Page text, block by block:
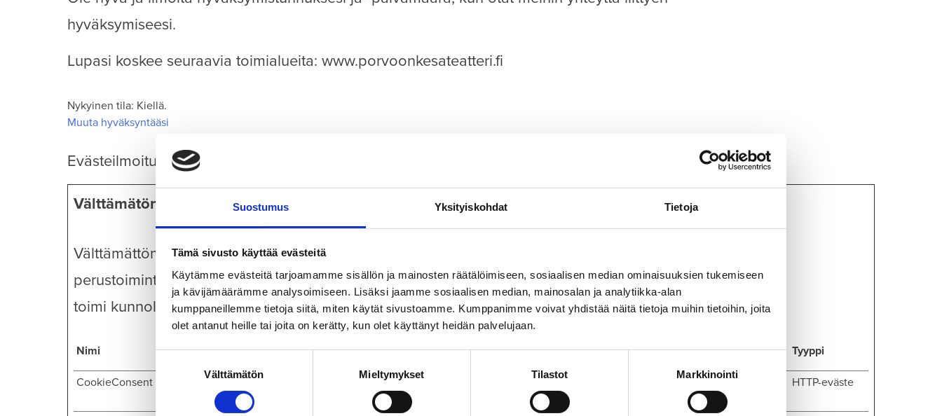
Suostumus Yksityiskohdat Tietoja
Tämä sivusto käyttää evästeitä
Käytämme evästeitä tarjoamamme sisällön ja mainosten räätälöimiseen, sosiaalisen median ominaisuuksien tukemiseen
ja kävijämäärämme analysoimiseen. Lisäksi jaamme sosiaalisen median, mainosalan ja analytiikka-alan
kumppaneillemme tietoja siitä, miten käytät sivustoamme. Kumppanimme voivat yhdistää näitä tietoja muihin tietoihin, joita
olet antanut heille tai joita on kerätty, kun olet käyttänyt heidän palvelujaan.
valinta
Välttämätön Mieltymykset Tilastot Markkinointi
hyväksymiseesi.
Lupasi koskee seuraavia toimialueita: www.porvoonkesateatteri.fi
Nykyinen tila: Kiellä.
Muuta hyväksyntääsi
Evästeilmoitus päivitetty viimeksi 27/06/2023, tekijä:
Välttämätön (1)
Välttämättömät evästeet auttavat tekemään verkkosivustosta käyttökelpoisen sallimalla
perustoimintoja kuten sivulla siirtymisen ja sivuston suojattujen alueiden käytön. Verkkosivusto ei
toimi kunnolla ilman näitä evästeitä.
Nimi Tarjoaja Tarkoitus Tyyppi
CookieConsent Cookiebot
Stores the user's cookie consent state for the current
domain
1 vuosi HTTP-eväste